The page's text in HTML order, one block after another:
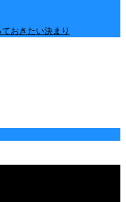
おきたい決まり